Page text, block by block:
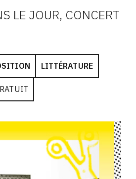
LE JOUR, CONCERT
LITTÉRATURE